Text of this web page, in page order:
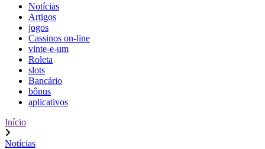
Notícias
Artigos
jogos
Cassinos on-line
vinte-e-um
Roleta
slots
Bancário
bônus
aplicativos
Início
Notícias